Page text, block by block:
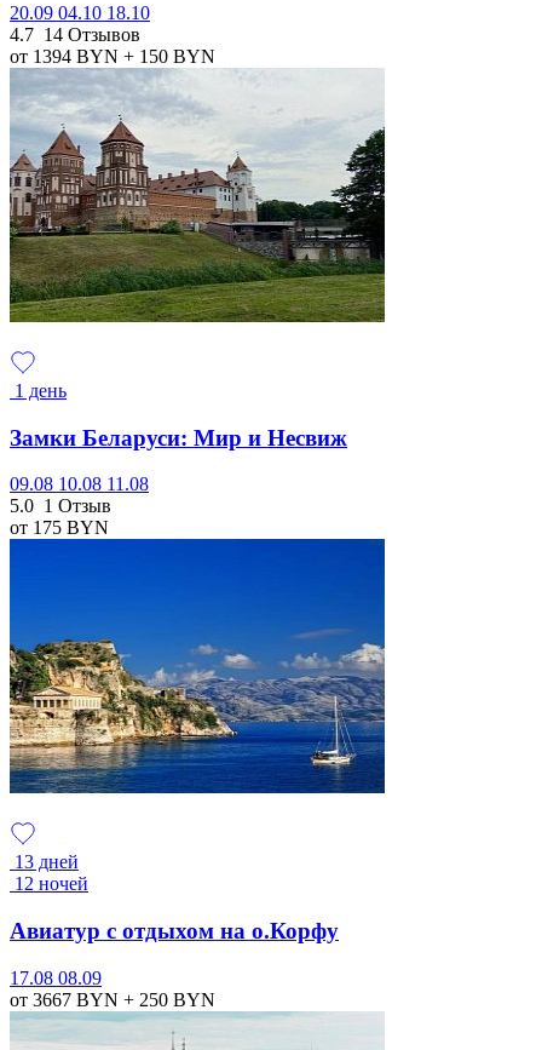
20.09 04.10 18.10
4.7 14 Отзывов
от 1394 BYN + 150 BYN
1 день
Замки Беларуси: Мир и Несвиж
09.08 10.08 11.08
5.0 1 Отзыв
от 175 BYN
13 дней
12 ночей
Авиатур с отдыхом на о.Корфу
17.08 08.09
от 3667 BYN + 250 BYN